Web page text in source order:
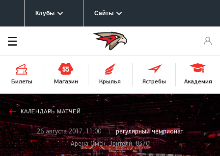
Клубы Сайты
Билеты Магазин Крылья Ястребы Академия
Афиша
предстоящего
матчаКАЛЕНДАРЬ МАТЧЕЙ
26 августа 2017, 11:00
регулярный чемпионат
Арена Омск, Зрители: 8370